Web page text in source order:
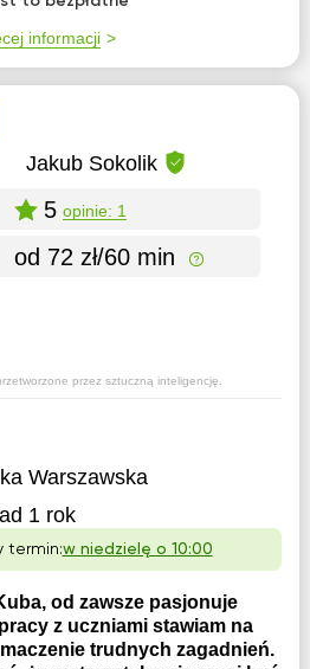
informacji
Jakub Sokolik
5 opinie: 1
od 72 zł/60 min
przez sztuczną inteligencję.
Warszawska
1 rok
termin:w niedzielę o 10:00
od zawsze pasjonuje
z uczniami stawiam na
trudnych zagadnień.